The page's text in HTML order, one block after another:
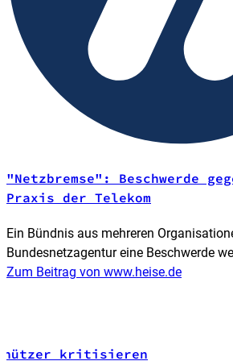
"Netzbremse": Beschwerde
Praxis der Telekom
Ein Bündnis aus mehreren
Bundesnetzagentur eine Beschwerde
Verletzungen von
Zum Beitrag von www.heise.de
kritisieren